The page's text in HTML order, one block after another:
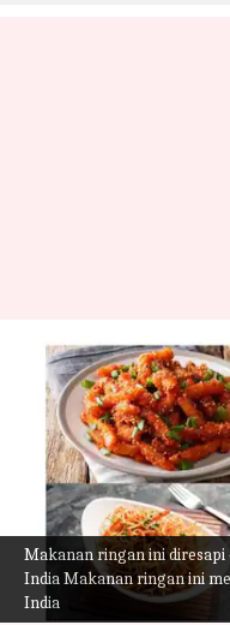
Makanan ringan ini
India Makanan ringan ini
India
5 Jajanan
bisa Anda
menulis Taufiq Al Jufri
Apa ceritanya
Sebuah perpaduan
dengan cita rasa
masakan India-